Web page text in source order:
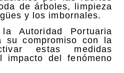
de árboles, limpieza
y los imbornales.
Autoridad Portuaria
su compromiso con la
estas medidas
impacto del fenómeno